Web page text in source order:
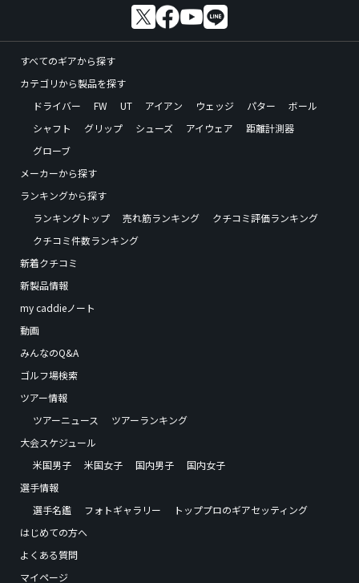
すべてのギアから探す
カテゴリから製品を探す
ドライバー
FW UT アイアン ウェッジ パター
ボール
シャフト
グリップ シューズ アイウェア
距離計測器
グローブ
メーカーから探す
ランキングから探す
ランキングトップ
売れ筋ランキング
クチコミ評価ランキング
クチコミ件数ランキング
新着クチコミ
新製品情報
my caddieノート
動画
みんなのQ&A
ゴルフ場検索
ツアー情報
ツアーニュース
ツアーランキング
大会スケジュール
米国男子
米国女子 国内男子
国内女子
選手情報
選手名鑑
フォトギャラリー
トッププロのギアセッティング
はじめての方へ
よくある質問
マイページ